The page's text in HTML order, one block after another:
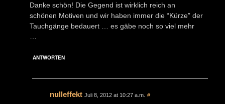
Danke schön! Die Gegend ist wirklich reich an
schönen Motiven und wir haben immer die “Kürze” der
Tauchgänge bedauert … es gäbe noch so viel mehr
ANTWORTEN
nulleffekt Juli 8, 2012 at 10:27 a.m. #